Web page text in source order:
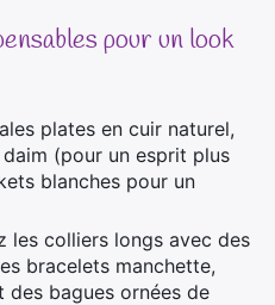
pour un look
plates en cuir naturel,
(pour un esprit plus
blanches pour un
les colliers longs avec des
bracelets manchette,
des bagues ornées de